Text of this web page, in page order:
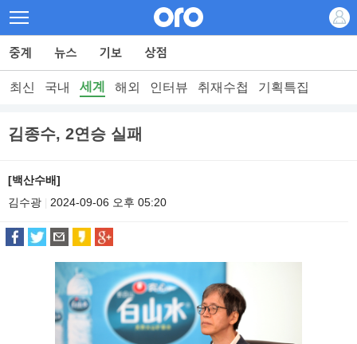
최신 국내 세계 해외 인터뷰 취재수첩 기획특집
김종수, 2연승 실패
[백산수배]
김수광
2024-09-06 오후 05:20